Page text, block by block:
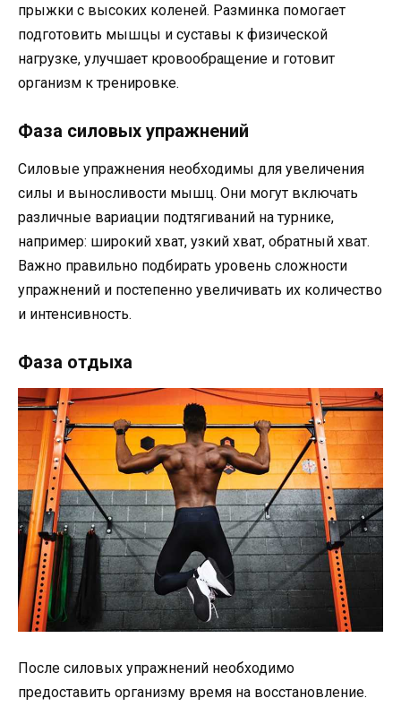
прыжки с высоких коленей. Разминка помогает
подготовить мышцы и суставы к физической
нагрузке, улучшает кровообращение и готовит
организм к тренировке.
Фаза силовых упражнений
Силовые упражнения необходимы для увеличения
силы и выносливости мышц. Они могут включать
различные вариации подтягиваний на турнике,
например: широкий хват, узкий хват, обратный хват.
Важно правильно подбирать уровень сложности
упражнений и постепенно увеличивать их количество
и интенсивность.
Фаза отдыха
После силовых упражнений необходимо
предоставить организму время на восстановление.